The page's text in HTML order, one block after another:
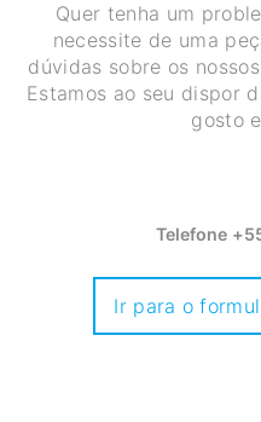
Quer tenha um
necessite de uma
dúvidas sobre os
Estamos ao seu dispor
gosto
Telefone
Ir para o